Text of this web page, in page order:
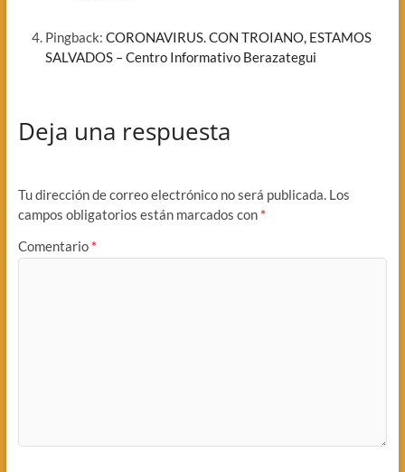
Pingback: CORONAVIRUS. CON TROIANO, ESTAMOS
SALVADOS – Centro Informativo Berazategui
Deja una respuesta
Tu dirección de correo electrónico no será publicada. Los
campos obligatorios están marcados con *
Comentario *